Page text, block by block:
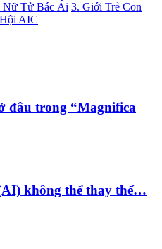
Nữ Tử Bác Ái 3. Giới Trẻ Con
AIC
đâu trong “Magnifica
không thể thay thế…